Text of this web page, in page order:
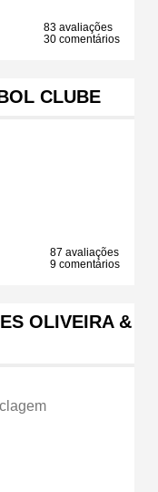
83 avaliações
30 comentários
CLUBE
87 avaliações
9 comentários
OLIVEIRA &